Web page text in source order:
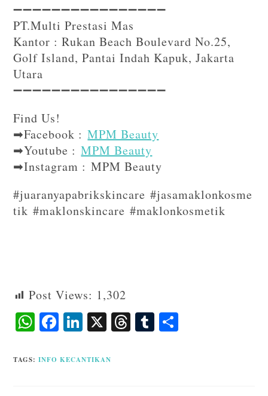
➖➖➖➖➖➖➖➖➖➖➖➖➖➖➖➖⁣⁣
PT.Multi Prestasi Mas
Kantor : Rukan Beach Boulevard No.25,
Golf Island, Pantai Indah Kapuk, Jakarta
Utara
➖➖➖➖➖➖➖➖➖➖➖➖➖➖➖➖⁣⁣⁣
Find Us!⁣⁣⁣
➡Facebook :MPM Beauty
➡Youtube :MPM Beauty
➡Instagram : MPM Beauty
#juaranyapabrikskincare #jasamaklonkosme
tik #maklonskincare #maklonkosmetik
Post Views: 1,302
W
ts
F
eb
Li
ke
X T T
TAGS:INFO KECANTIKAN